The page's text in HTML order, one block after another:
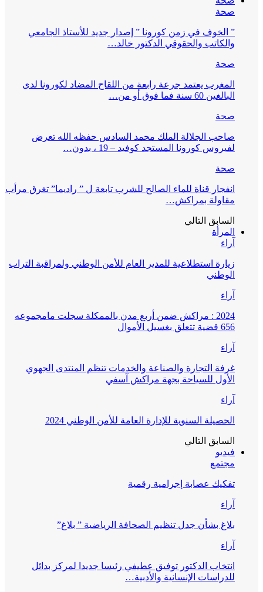
صحة
” الخوف في زمن كورونا ” إصدار جديد للأستاذ الجامعي
والكاتب والحقوقي الدكتور خالد…
صحة
المغرب يعتمد جرعة رابعة من اللقاح المضاد لكورونا لدى
البالغين 60 سنة فما فوق أو من…
صحة
صاحب الجلالة الملك محمد السادس حفظه الله تعرض
لفيروس كورونا المستجد كوفيد – 19 ، بدون…
صحة
انفجار قناة للماء الصالح للشرب تابعة ل ” راديما” تغرق مرأب
مقاولة بمراكش…
السابقالتالي
المرأة
زيارة استطلاعية للمدير العام للأمن الوطني ولمراقبة التراب
الوطني
2024 : مراكش ضمن أربع مدن بالممكلة سجلت مامجموعه
غرفة التجارة والصناعة والخدمات تنظم المنتدى الجهوي
الأول للسياحة بجهة مراكش آسفي
الحصيلة السنوية للإدارة العامة للأمن الوطني 2024
السابقالتالي
فيديو
مجتمع
تفكيك عصابة إجرامية رقمية
بلاغ بشأن جدل تنظيم الصحافة الرياضية ” بلاغ”
انتخاب الدكتور توفيق عطيفي رئيسا جديدا لمركز بدائل
للدراسات الإنسانية والأدبية…